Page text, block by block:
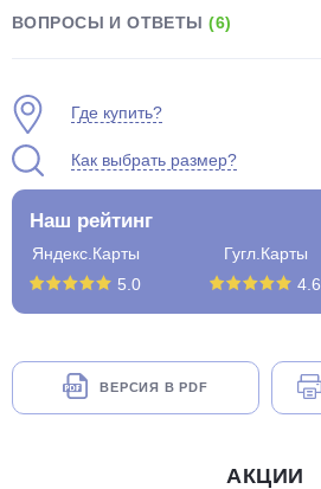
ВОПРОСЫ И ОТВЕТЫ(6)
Где купить?
Как выбрать размер?
Наш рейтинг
Яндекс.Карты
5.0
Гугл.Карты
4.6
ВЕРСИЯ В PDF
АКЦИИ